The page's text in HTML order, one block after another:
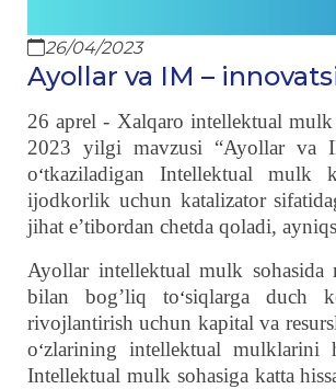
26/04/2023
Ayollar va IM –
26 aprel - Xalqaro intellektual
2023 yilgi mavzusi “Ayollar va
o‘tkaziladigan Intellektual mulk
ijodkorlik uchun katalizator
jihat e’tibordan chetda qoladi,
Ayollar intellektual mulk
bilan bog’liq to‘siqlarga duch
rivojlantirish uchun kapital va
o‘zlarining intellektual mulklarini
Intellektual mulk sohasiga katta